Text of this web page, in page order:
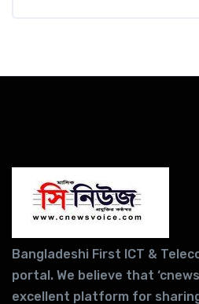
Bangladeshi First ICT &
portal. We believe that
excellent platform for